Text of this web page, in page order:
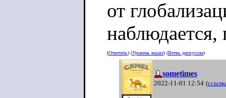
от
наблюдается,
(Ответить) (Уровень выше) (Ветвь дискуссии)
sometimes
2022-11-01 12:54 (